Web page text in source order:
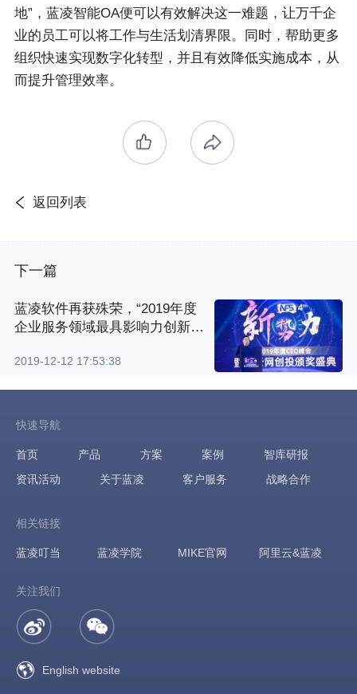
地”，蓝凌智能OA便可以有效解决这一难题，让万千企
业的员工可以将工作与生活划清界限。同时，帮助更多
组织快速实现数字化转型，并且有效降低实施成本，从
而提升管理效率。
返回列表
下一篇
蓝凌软件再获殊荣，“2019年度
企业服务领域最具影响力创新企
2019-12-12 17:53:38
快速导航
首页 产品 方案 案例
智库研报
资讯活动
关于蓝凌 客户服务 战略合作
相关链接
蓝凌叮当 蓝凌学院 MIKE官网 阿里云&蓝凌
关注我们
English website